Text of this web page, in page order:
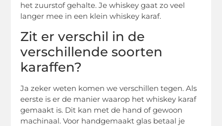
het zuurstof gehalte. Je whiskey gaat zo veel
langer mee in een klein whiskey karaf.
Zit er verschil in de
verschillende soorten
karaffen?
Ja zeker weten komen we verschillen tegen. Als
eerste is er de manier waarop het whiskey karaf
gemaakt is. Dit kan met de hand of gewoon
machinaal. Voor handgemaakt glas betaal je